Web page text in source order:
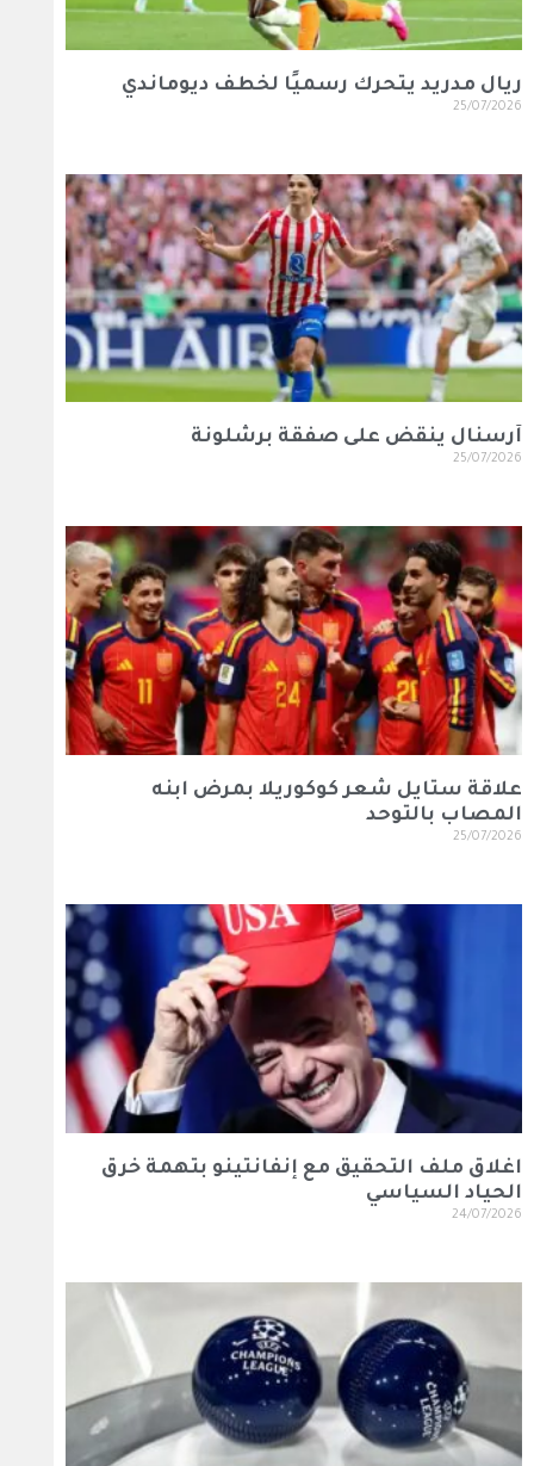
ريال مدريد يتحرك رسميًا لخطف ديوماندي
25/07/2026
آرسنال ينقض على صفقة برشلونة
25/07/2026
علاقة ستايل شعر كوكوريلا بمرض ابنه
المصاب بالتوحد
25/07/2026
اغلاق ملف التحقيق مع إنفانتينو بتهمة خرق
الحياد السياسي
24/07/2026